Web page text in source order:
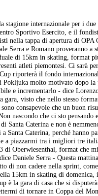
stagione internazionale per i
Sportivo Esercito, e il
nella tappa di apertura di
Serra e Romano proveranno
di 15km in skating, format
atleti piemontesi. Ci sarà
riporterà il fondo
molto motivato dopo la
e incrementarlo - dice
gara, visto che nello stesso
consapevole che un buon
nascondo che ci sto
Santa Caterina e non è
a Santa Caterina, perché hanno
a piazzarmi tra i migliori tre
Oberwiesenthal, format che
Daniele Serra - Questa
di non cadere nella sprint,
15km in skating di
è la gara di casa che si
di tornare in Coppa del